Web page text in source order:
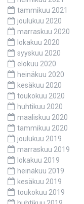
tammikuu 2021
joulukuu 2020
marraskuu 2020
lokakuu 2020
syyskuu 2020
elokuu 2020
heinäkuu 2020
kesäkuu 2020
toukokuu 2020
huhtikuu 2020
maaliskuu 2020
tammikuu 2020
joulukuu 2019
marraskuu 2019
lokakuu 2019
heinäkuu 2019
kesäkuu 2019
toukokuu 2019